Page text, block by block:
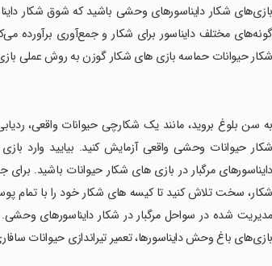
بازی‌های شکار دایناسورهای وحشی باشید که شوق شکار
گونه‌های مختلف دایناسور برای شکار و جمع‌آوری برآورده
شکار حیوانات حماسه بازی های شکار گوزن به روش عملی
‏به سن بلوغ بروید، مانند یک شکارچی حیوانات واقعی،
شکار حیوانات وحشی واقعی آزمایش کنید. بیایید وارد
دایناسورهای مرگبار در بازی های شکار حیوانات باشید.
شکار، سخت تلاش کنید تا کیسه های شکار خود را با تمام
مدیریت شده در سواحل مرگبار در شکار دایناسورهای
بازی‌های باغ وحش دایناسورها، تعمیر تیراندازی حیوانات